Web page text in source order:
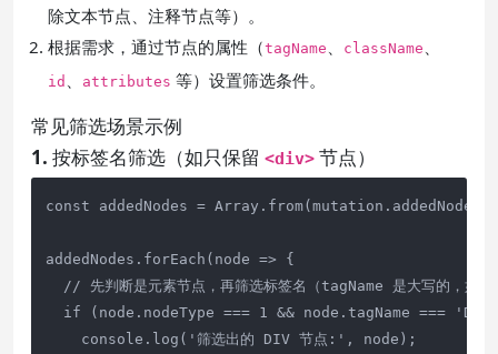
除文本节点、注释节点等）。
根据需求，通过节点的属性（tagName 、 className 、
id 、 attributes 等）设置筛选条件。
常见筛选场景示例
1. 按标签名筛选（如只保留 <div> 节点）
const addedNodes =
addedNodes.forEach(node => {
// 先判断是元素节点，再筛选标签名（tagName 是大写的，如
if (node.nodeType === 1 && node.tagName ===
    console.log('筛选出的 DIV 节点:', node);